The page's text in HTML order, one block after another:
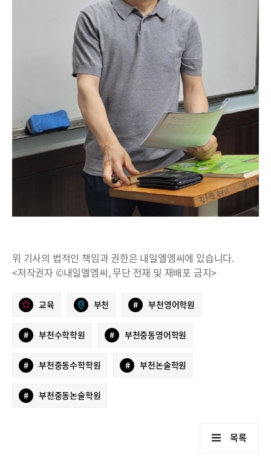
위 기사의 법적인 책임과 권한은 내일엘엠씨에 있습니다.
<저작권자 ©내일엘엠씨, 무단 전재 및 재배포 금지>
교육 부천 # 부천영어학원
# 부천수학학원 # 부천중동영어학원
# 부천중동수학학원 # 부천논술학원
# 부천중동논술학원
목록